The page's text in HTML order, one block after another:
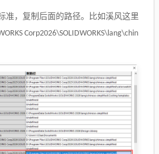
准，复制后面的路径。比如溪风这里
Corp2026\SOLIDWORKS\lang\chin